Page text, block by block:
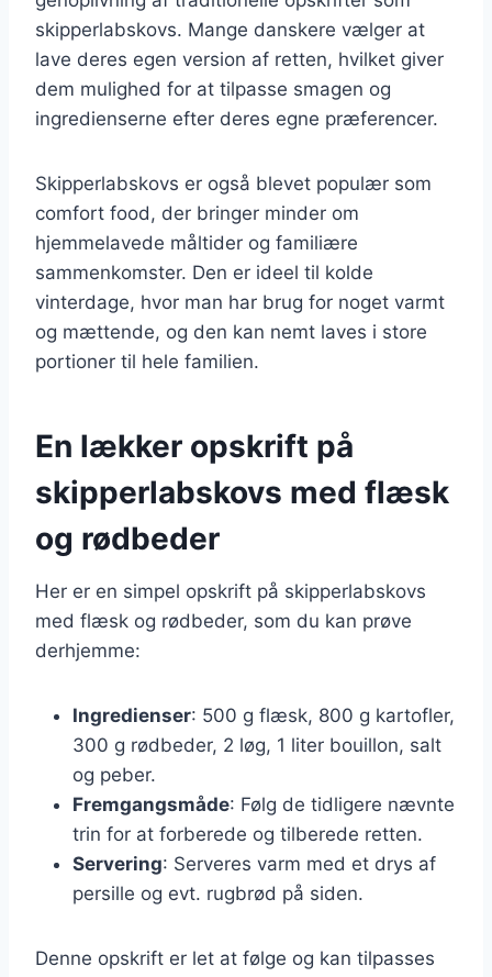
skipperlabskovs. Mange danskere vælger at
lave deres egen version af retten, hvilket giver
dem mulighed for at tilpasse smagen og
ingredienserne efter deres egne præferencer.
Skipperlabskovs er også blevet populær som
comfort food, der bringer minder om
hjemmelavede måltider og familiære
sammenkomster. Den er ideel til kolde
vinterdage, hvor man har brug for noget varmt
og mættende, og den kan nemt laves i store
portioner til hele familien.
En lækker opskrift på
skipperlabskovs med flæsk
og rødbeder
Her er en simpel opskrift på skipperlabskovs
med flæsk og rødbeder, som du kan prøve
derhjemme:
Ingredienser: 500 g flæsk, 800 g kartofler,
300 g rødbeder, 2 løg, 1 liter bouillon, salt
og peber.
Fremgangsmåde: Følg de tidligere nævnte
trin for at forberede og tilberede retten.
Servering: Serveres varm med et drys af
persille og evt. rugbrød på siden.
Denne opskrift er let at følge og kan tilpasses